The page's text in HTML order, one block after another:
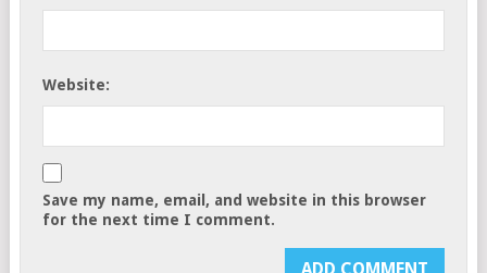
Website:
Save my name, email, and website in this browser
for the next time I comment.